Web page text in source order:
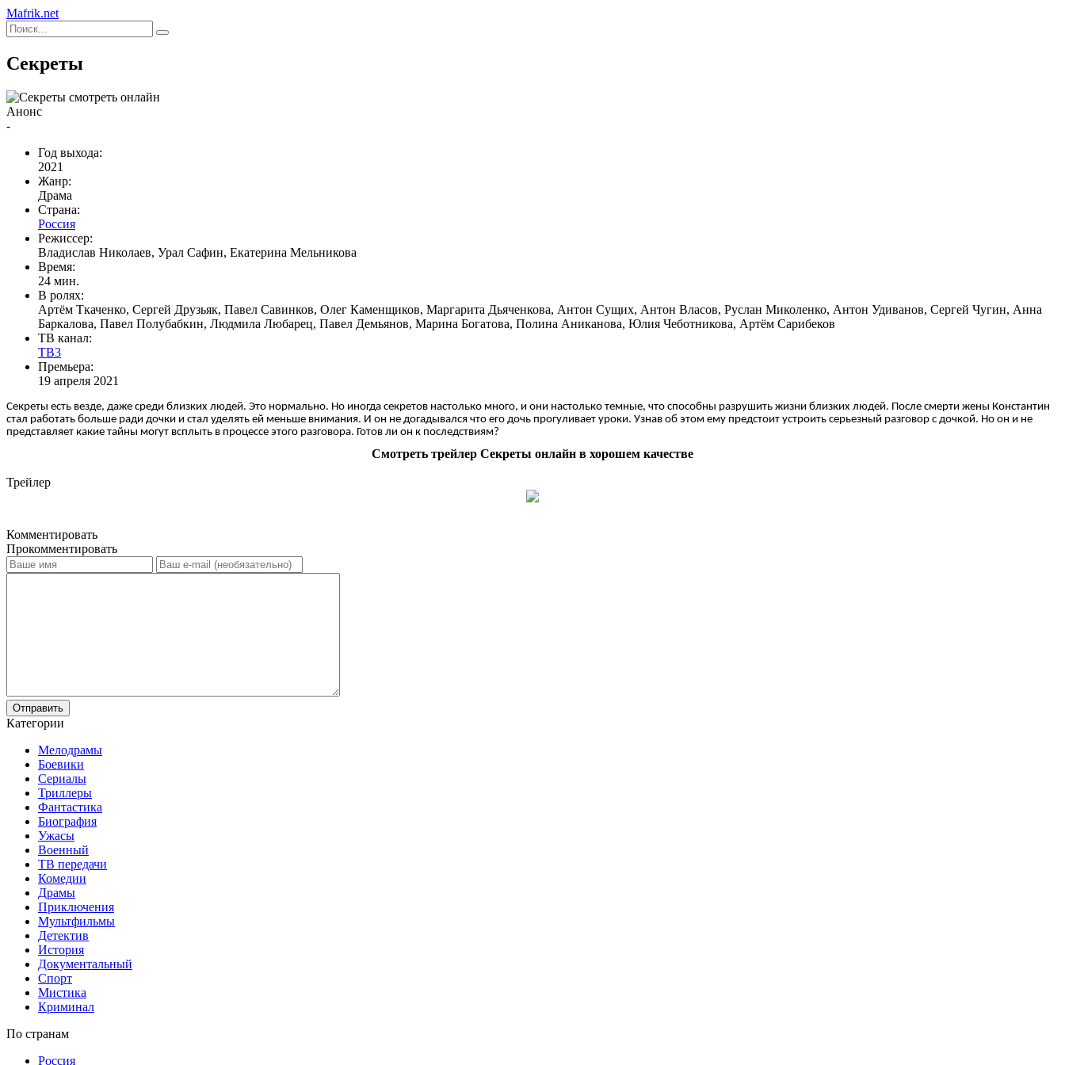
Mafrik.net
Секреты
Анонс
-
Год выхода:
2021
Жанр:
Драма
Страна:
Россия
Режиссер:
Владислав Николаев, Урал Сафин, Екатерина Мельникова
Время:
24 мин.
В ролях:
Артём Ткаченко, Сергей Друзьяк, Павел Савинков, Олег Каменщиков, Маргарита Дьяченкова, Антон Сущих, Антон Власов, Руслан Миколенко, Антон Удиванов, Сергей Чугин, Анна
Баркалова, Павел Полубабкин, Людмила Любарец, Павел Демьянов, Марина Богатова, Полина Аниканова, Юлия Чеботникова, Артём Сарибеков
ТВ канал:
ТВ3
Премьера:
19 апреля 2021
Секреты есть везде, даже среди близких людей. Это нормально. Но иногда секретов настолько много, и они настолько темные, что способны разрушить жизни близких людей. После смерти жены Константин
стал работать больше ради дочки и стал уделять ей меньше внимания. И он не догадывался что его дочь прогуливает уроки. Узнав об этом ему предстоит устроить серьезный разговор с дочкой. Но он и не
представляет какие тайны могут всплыть в процессе этого разговора. Готов ли он к последствиям?
Смотреть трейлер Секреты онлайн в хорошем качестве
Трейлер
Комментировать
Прокомментировать
Отправить
Категории
Мелодрамы
Боевики
Сериалы
Триллеры
Фантастика
Биография
Ужасы
Военный
ТВ передачи
Комедии
Драмы
Приключения
Мультфильмы
Детектив
История
Документальный
Спорт
Мистика
Криминал
По странам
Россия